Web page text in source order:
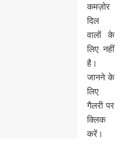
कमज़ोर
दिल
वालों के
लिए नहीं
है।
जानने के
लिए
गैलरी पर
क्लिक
करें।